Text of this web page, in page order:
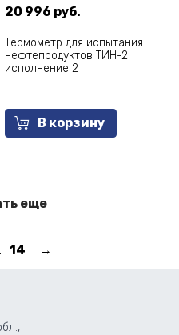
20 996 руб.
Термометр для испытания
нефтепродуктов ТИН-2
исполнение 2
В корзину
еще
14 →